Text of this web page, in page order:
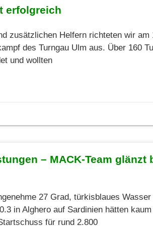
erfolgreich
zusätzlichen Helfern richteten wir am
des Turngau Ulm aus. Über 160
und wollten
– MACK-Team glänzt
27 Grad, türkisblaues Wasser
in Alghero auf Sardinien hätten
für rund 2.800